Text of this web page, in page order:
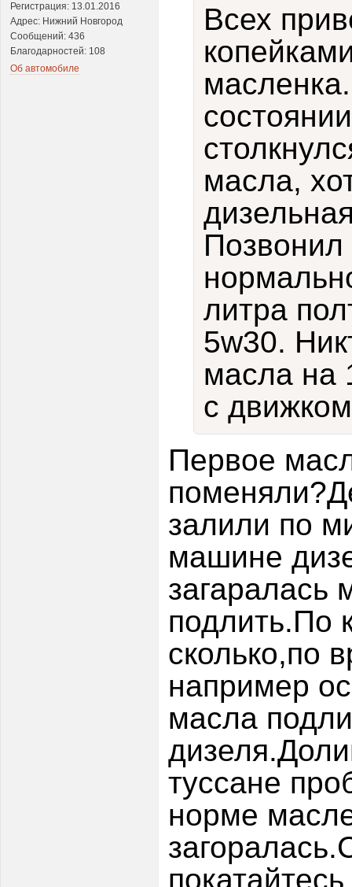
Регистрация: 13.01.2016
Адрес: Нижний Новгород
Сообщений: 436
Благодарностей: 108
Об автомобиле
Всех
масла,
Позвонил
литра
5w30.
масла на
с
Первое
залили по
машине
загаралась
подлить.По
сколько,по
например
масла
туссане
норме